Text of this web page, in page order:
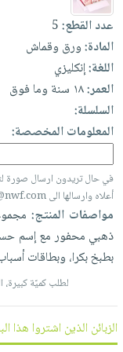
العناية
بالأسنان
الحمية
والتغذية
أدوات
المائدة
الأوعية
والتخزين
أدوات
المطبخ
الأكثر
مبيعاً
العودة
للمدارس
اكسسوارات
كتب
اكسسوارات
منزلية
اكسسوارات
ملابس
مطرزات
حقائب
حلي
بالذات
شحن
مجاني
بنود
مختارة
اشتراكات
كل
الاشتراكات
صندوق
القراءة
iKitab
بلا
حدود
بحث
متقدم
نيل
وفرات
عن
سياسة
الشركة
حسابك
لائحة
الأمنيات
عدد القطع:5
المادة:ورق وقماش
اللغة:إنكليزي
العمر:١٨ سنة وما فوق
السلسلة:
المعلومات المخصصة:
أعلاه وارسالها الى redas@nwf.com مع رقم الطلبيّة
مواصفات المنتج:
ذهبي محفورمعإسم
بطبخبكرا، وبطاقات
لطلب كميّة كبيرة،
الزبائن الذين اشتروا هذا